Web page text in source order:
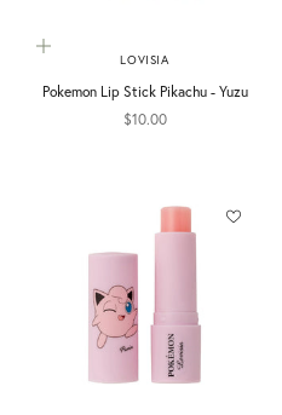
加入購物車
LOVISIA
Pokemon Lip Stick Pikachu - Yuzu
促銷價
$10.00